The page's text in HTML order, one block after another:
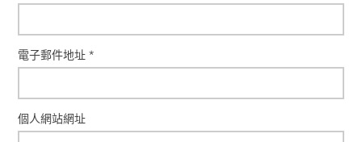
電子郵件地址*
個人網站網址